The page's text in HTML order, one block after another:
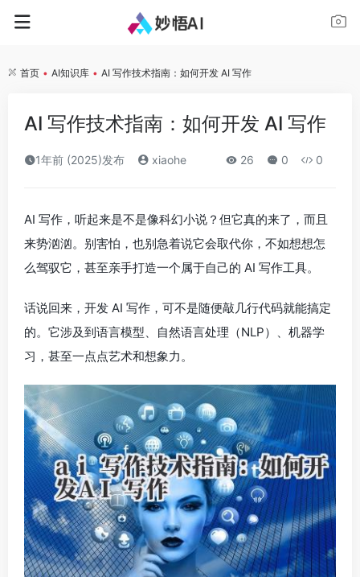
首页 • AI知识库 • AI 写作技术指南：如何开发 AI 写作
AI 写作技术指南：如何开发 AI 写作
1年前 (2025)发布 xiaohe 26 0 0
AI 写作，听起来是不是像科幻小说？但它真的来了，而且
来势汹汹。别害怕，也别急着说它会取代你，不如想想怎
么驾驭它，甚至亲手打造一个属于自己的 AI 写作工具。
话说回来，开发 AI 写作，可不是随便敲几行代码就能搞定
的。它涉及到语言模型、自然语言处理（NLP）、机器学
习，甚至一点点艺术和想象力。